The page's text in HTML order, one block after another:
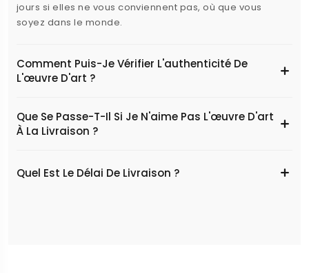
jours si elles ne vous conviennent pas, où que vous
soyez dans le monde.
Comment Puis-Je Vérifier L'authenticité De
L'œuvre D'art ?
Que Se Passe-T-Il Si Je N'aime Pas L'œuvre D'art
À La Livraison ?
Quel Est Le Délai De Livraison ?